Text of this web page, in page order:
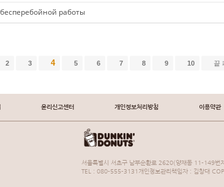
работы
2 3 4 5 6 7 8 9 10 끝
윤리신고센터 개인정보처리방침 이용약관
서울특별시 서초구 남부순환로 2620(양재동 11-149
TEL : 080-555-3131개인정보관리책임자 : 김창대